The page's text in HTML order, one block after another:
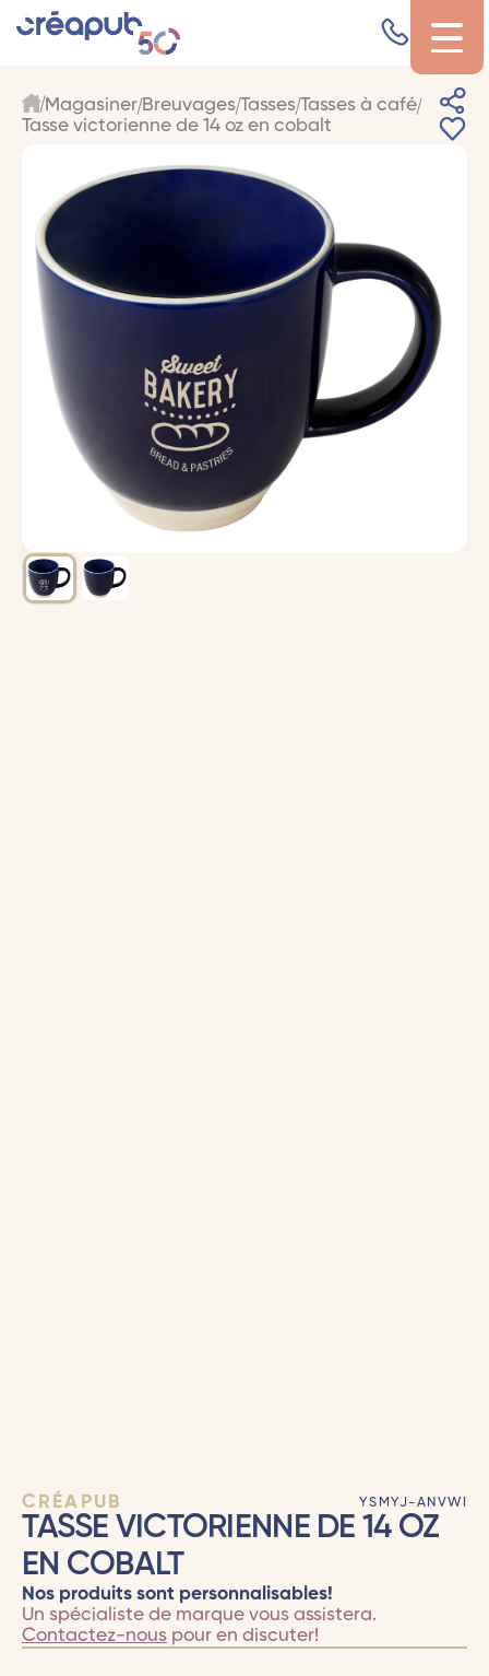
Magasiner Breuvages Tasses Tasses à café
Tasse victorienne de 14 oz en cobalt
CRÉAPUB YSMYJ-ANVWI
TASSE VICTORIENNE DE 14 OZ
EN COBALT
Nos produits sont personnalisables!
Un spécialiste de marque vous assistera.
Contactez-nouspour en discuter!